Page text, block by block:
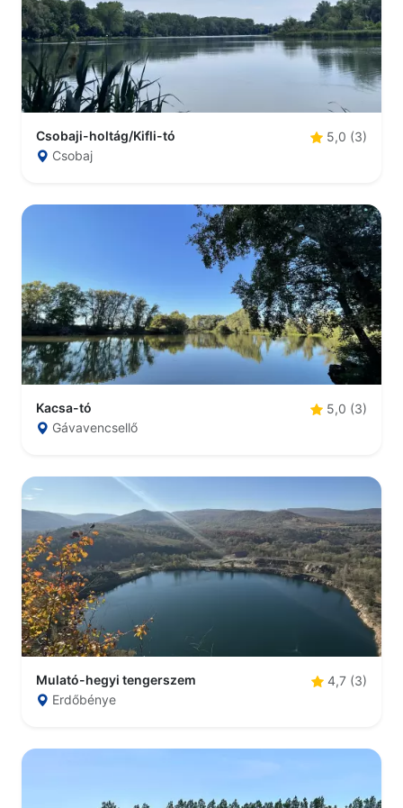
Csobaji-holtág/Kifli-tó
5,0 (3)
Csobaj
Kacsa-tó
5,0 (3)
Gávavencsellő
Mulató-hegyi tengerszem
4,7 (3)
Erdőbénye